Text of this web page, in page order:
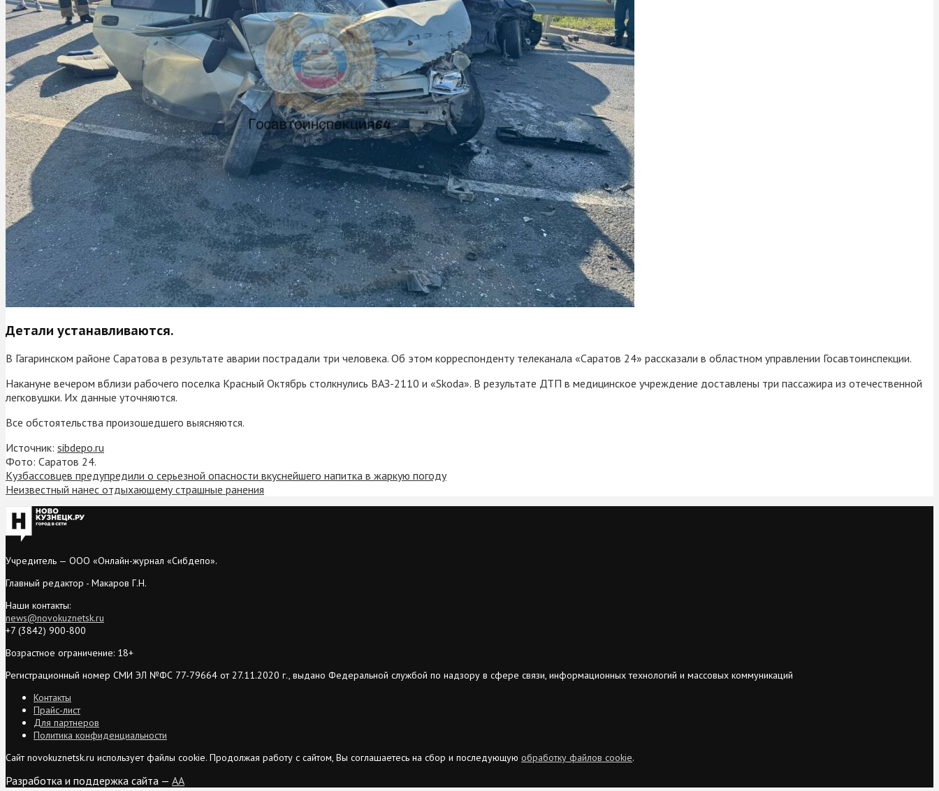
Детали устанавливаются.
В Гагаринском районе Саратова в результате аварии пострадали три человека. Об этом корреспонденту телеканала «Саратов 24» рассказали в областном управлении Госавтоинспекции.
Накануне вечером вблизи рабочего поселка Красный Октябрь столкнулись ВАЗ-2110 и «Skoda». В результате ДТП в медицинское учреждение доставлены три пассажира из отечественной
легковушки. Их данные уточняются.
Все обстоятельства произошедшего выясняются.
Источник: sibdepo.ru
Фото: Саратов 24.
Кузбассовцев предупредили о серьезной опасности вкуснейшего напитка в жаркую погоду
Неизвестный нанес отдыхающему страшные ранения
Учредитель — ООО «Онлайн-журнал «Сибдепо».
Главный редактор - Макаров Г.Н.
Наши контакты:
news@novokuznetsk.ru
+7 (3842) 900-800
Возрастное ограничение: 18+
Регистрационный номер СМИ ЭЛ №ФС 77-79664 от 27.11.2020 г., выдано Федеральной службой по надзору в сфере связи, информационных технологий и массовых коммуникаций
Контакты
Прайс-лист
Для партнеров
Политика конфиденциальности
Сайт novokuznetsk.ru использует файлы cookie. Продолжая работу с сайтом, Вы соглашаетесь на сбор и последующую обработку файлов cookie.
Разработка и поддержка сайта — AA